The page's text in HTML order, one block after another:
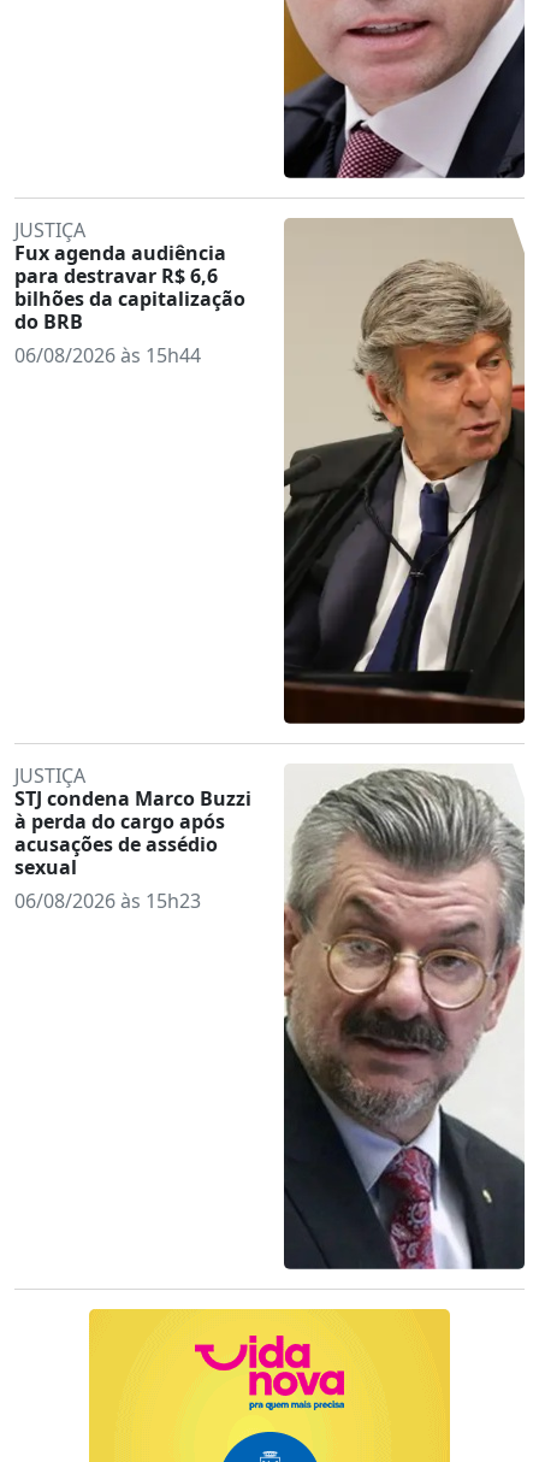
JUSTIÇA
Fux agenda audiência
para destravar R$ 6,6
bilhões da capitalização
do BRB
06/08/2026 às 15h44
JUSTIÇA
STJ condena Marco Buzzi
à perda do cargo após
acusações de assédio
sexual
06/08/2026 às 15h23